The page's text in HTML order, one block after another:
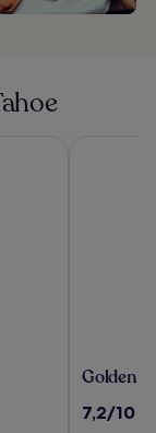
Golden
Hotel
Golden
7.2
7,2/10